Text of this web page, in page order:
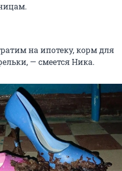
на ипотеку, корм для
— смеется Ника.